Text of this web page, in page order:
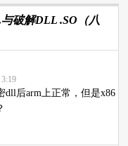
破解DLL .SO（八
dll后arm上正常，但是x86